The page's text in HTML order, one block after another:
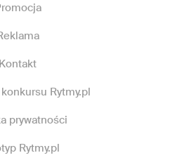
Kontakt
Rytmy.pl
prywatności
Rytmy.pl